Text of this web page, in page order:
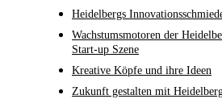
Heidelbergs
Wachstumsmotoren der
Start-up Szene
Kreative Köpfe und ihre Ideen
Zukunft gestalten mit